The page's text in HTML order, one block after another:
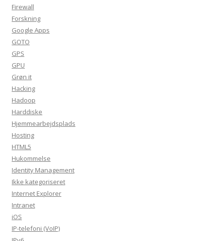
Firewall
Forskning
Google Apps
GOTO
GPS
GPU
Grøn it
Hacking
Hadoop
Harddiske
Hjemmearbejdsplads
Hosting
HTML5
Hukommelse
Identity Management
Ikke kategoriseret
Internet Explorer
Intranet
iOS
IP-telefoni (VoIP)